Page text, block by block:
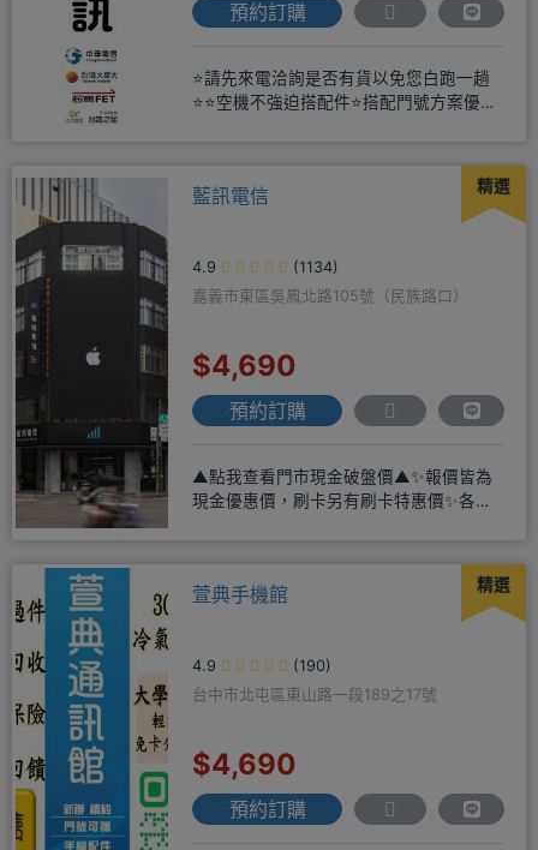
預約訂購
⭐請先來電洽詢是否有貨以免您白跑一趟
⭐⭐空機不強迫搭配件⭐搭配門號方案優惠
精選
藍訊電信
4.9
(1134)
嘉義市東區吳鳳北路105號（民族路口）
$4,690
預約訂購
▲點我查看門市現金破盤價▲✨報價皆為
現金優惠價，刷卡另有刷卡特惠價✨各大
精選
萱典手機館
4.9
(190)
台中市北屯區東山路一段189之17號
$4,690
預約訂購